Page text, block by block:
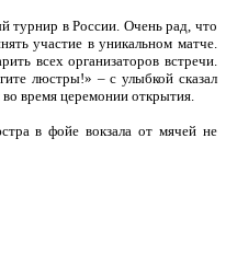
турнир в России. Очень рад, что
участие в уникальном матче.
всех организаторов встречи.
люстры!» – с улыбкой сказал
время церемонии открытия.
в фойе вокзала от мячей не